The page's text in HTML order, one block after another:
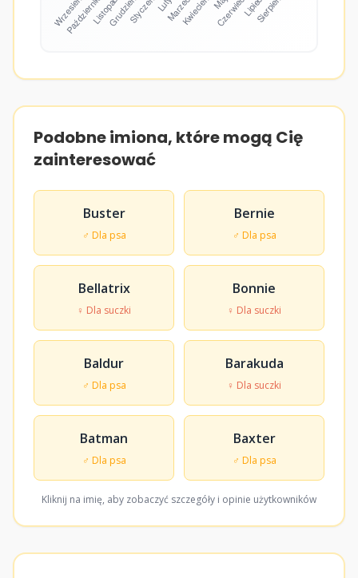
Podobne imiona, które mogą Cię
zainteresować
Buster
♂ Dla psa
Bernie
♂ Dla psa
Bellatrix
♀ Dla suczki
Bonnie
♀ Dla suczki
Baldur
♂ Dla psa
Barakuda
♀ Dla suczki
Batman
♂ Dla psa
Baxter
♂ Dla psa
Kliknij na imię, aby zobaczyć szczegóły i opinie użytkowników